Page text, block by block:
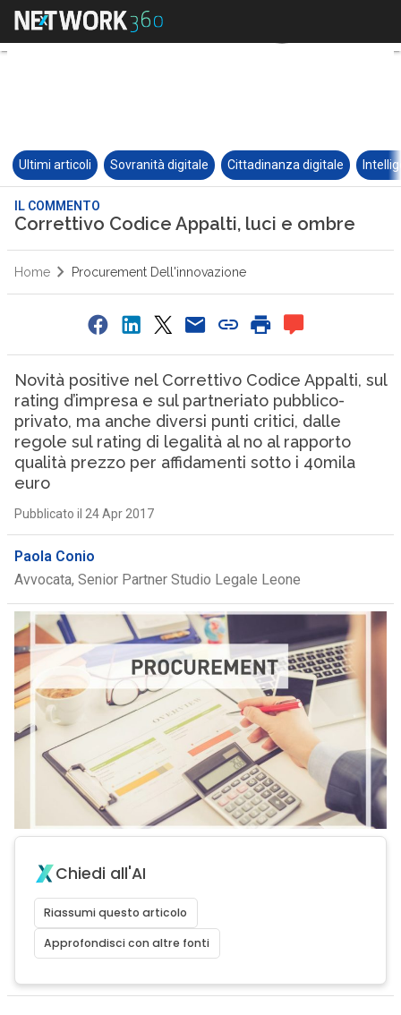
Ultimi articoli Sovranità digitale Cittadinanza digitale
IL COMMENTO
Correttivo Codice Appalti, luci e ombre
Home Procurement Dell'innovazione
Novità positive nel Correttivo Codice Appalti, sul
rating d’impresa e sul partneriato pubblico-
privato, ma anche diversi punti critici, dalle
regole sul rating di legalità al no al rapporto
qualità prezzo per affidamenti sotto i 40mila
euro
Pubblicato il 24 Apr 2017
Paola Conio
Avvocata, Senior Partner Studio Legale Leone
Chiedi all'AI
Riassumi questo articolo
Approfondisci con altre fonti